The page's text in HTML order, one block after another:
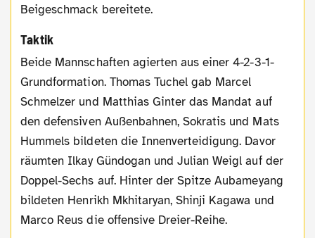
Beigeschmack bereitete.
Taktik
Beide Mannschaften agierten aus einer 4-2-3-1-
Grundformation. Thomas Tuchel gab Marcel
Schmelzer und Matthias Ginter das Mandat auf
den defensiven Außenbahnen, Sokratis und Mats
Hummels bildeten die Innenverteidigung. Davor
räumten Ilkay Gündogan und Julian Weigl auf der
Doppel-Sechs auf. Hinter der Spitze Aubameyang
bildeten Henrikh Mkhitaryan, Shinji Kagawa und
Marco Reus die offensive Dreier-Reihe.